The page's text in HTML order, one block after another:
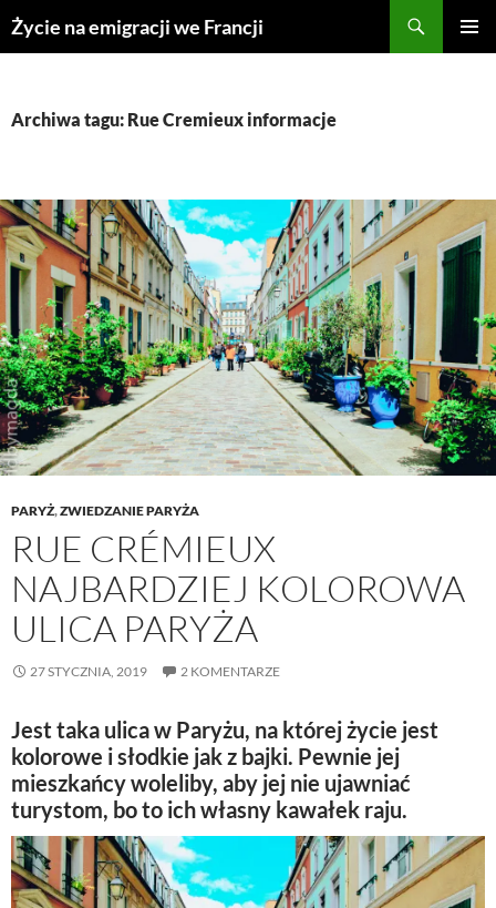
Przejdź
doŻycie na emigracji we Francji
Archiwa tagu: Rue Cremieux informacje
PARYŻ,ZWIEDZANIE PARYŻA
RUE CRÉMIEUX
NAJBARDZIEJ KOLOROWA
ULICA PARYŻA
27 STYCZNIA, 2019 2 KOMENTARZE
Jest taka ulica w Paryżu, na której życie jest
kolorowe i słodkie jak z bajki. Pewnie jej
mieszkańcy woleliby, aby jej nie ujawniać
turystom, bo to ich własny kawałek raju.